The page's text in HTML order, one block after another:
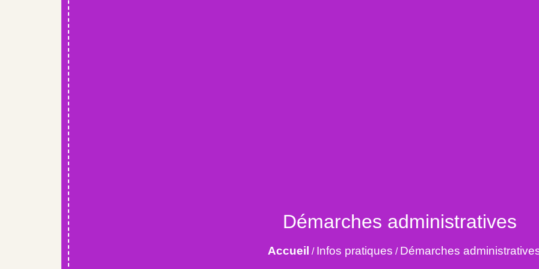
Démarches administratives
Accueil / Infos pratiques / Démarches